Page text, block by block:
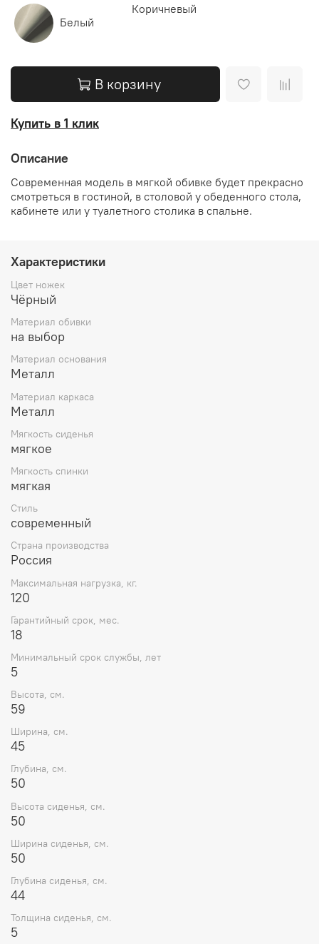
Белый
Коричневый
В корзину
Купить в 1 клик
Описание
Современная модель в мягкой обивке будет прекрасно
смотреться в гостиной, в столовой у обеденного стола,
кабинете или у туалетного столика в спальне.
Характеристики
Цвет ножек
Чёрный
Материал обивки
на выбор
Материал основания
Металл
Материал каркаса
Металл
Мягкость сиденья
мягкое
Мягкость спинки
мягкая
Стиль
современный
Страна производства
Россия
Максимальная нагрузка, кг.
120
Гарантийный срок, мес.
18
Минимальный срок службы, лет
5
Высота, см.
59
Ширина, см.
45
Глубина, см.
50
Высота сиденья, см.
50
Ширина сиденья, см.
50
Глубина сиденья, см.
44
Толщина сиденья, см.
5